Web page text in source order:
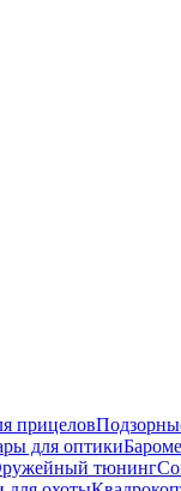
прицелов
для оптики
тюнинг